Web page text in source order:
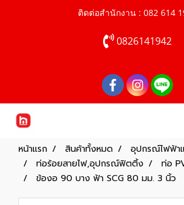
ติดต่อสำนักงาน : 082 614
0826141942
หน้าแรก สินค้าทั้งหมด
อุปกรณ์ไฟฟ้าแ
ท่อร้อยสายไฟ,อุปกรณ์ฟิตติ้ง
ท่อ
ข้องอ 90 บาง ฟ้า SCG 80 มม. 3 นิ้ว